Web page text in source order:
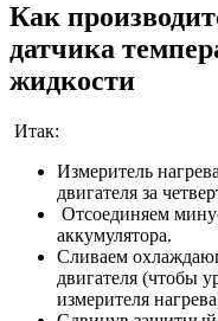
Как
датчика
жидкости
Итак:
Измеритель
двигателя за
Отсоединяем
аккумулятора.
Сливаем
двигателя (чтобы
измерителя